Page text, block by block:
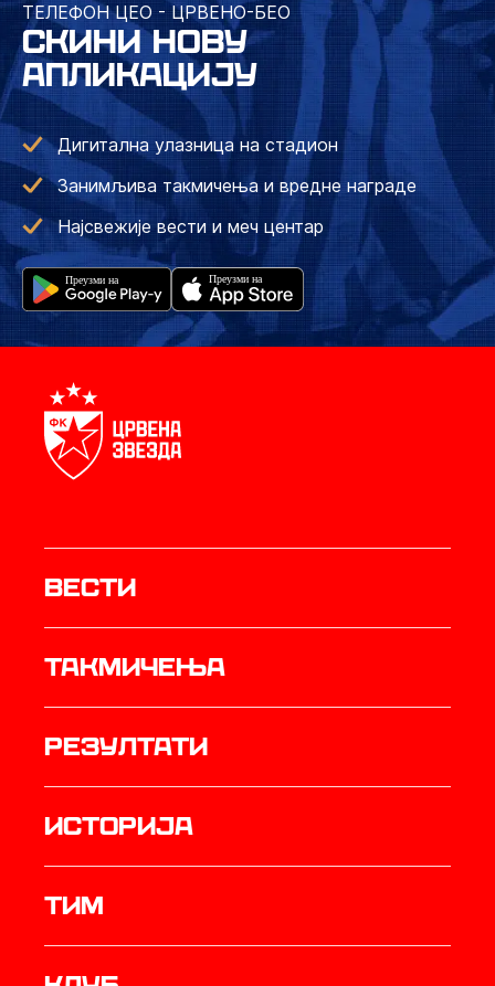
ТЕЛЕФОН ЦЕО - ЦРВЕНО-БЕО
СКИНИ НОВУ
АПЛИКАЦИЈУ
Дигитална улазница на стадион
Занимљива такмичења и вредне награде
Најсвежије вести и меч центар
Вести
Такмичења
резултати
историја
ТИМ